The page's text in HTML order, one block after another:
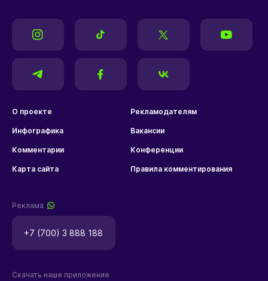
О проекте Рекламодателям
Инфографика Вакансии
Комментарии Конференции
Карта сайта Правила комментирования
Реклама
+7 (700) 3 888 188
Скачать наше приложение